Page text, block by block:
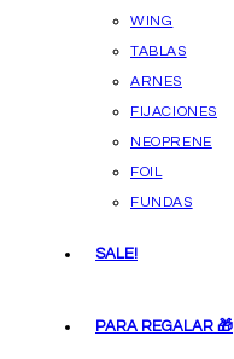
WING
TABLAS
ARNES
FIJACIONES
NEOPRENE
FOIL
FUNDAS
SALE!
PARA REGALAR 🎁